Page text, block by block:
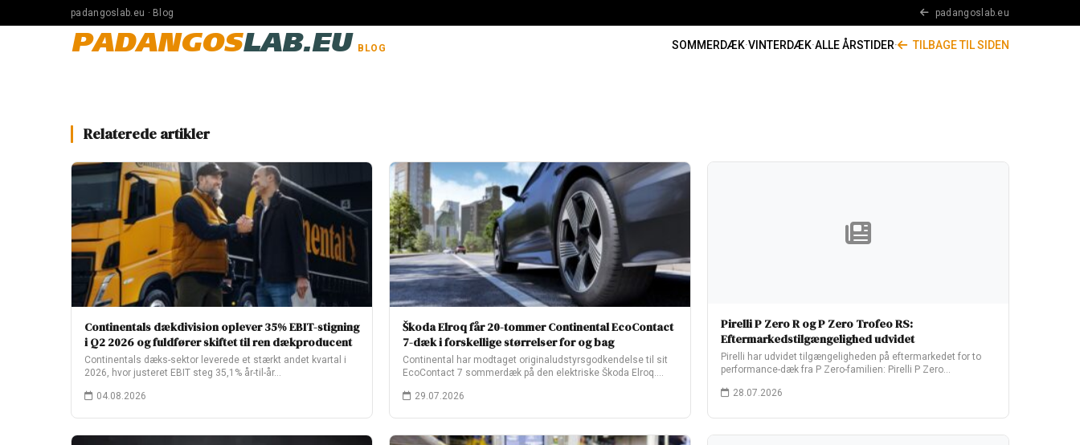
padangoslab.eu · Blog padangoslab.eu
PADANGOSLAB.EU BLOG SOMMERDÆK·VINTERDÆK·ALLE ÅRSTIDER· TILBAGE TIL SIDEN
Relaterede artikler
Continentals dækdivision oplever 35% EBIT-stigning
i Q2 2026 og fuldfører skiftet til ren dækproducent
Continentals dæks-sektor leverede et stærkt andet kvartal i
2026, hvor justeret EBIT steg 35,1% år-til-år…
04.08.2026
Škoda Elroq får 20-tommer Continental EcoContact
7-dæk i forskellige størrelser for og bag
Continental har modtaget originaludstyrsgodkendelse til sit
EcoContact 7 sommerdæk på den elektriske Škoda Elroq.
29.07.2026
Pirelli P Zero R og P Zero Trofeo RS:
Eftermarkedstilgængelighed udvidet
Pirelli har udvidet tilgængeligheden på eftermarkedet for to
performance-dæk fra P Zero-familien: Pirelli P Zero…
28.07.2026